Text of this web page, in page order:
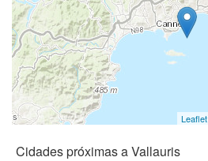
Leaflet
Cidades próximas a Vallauris